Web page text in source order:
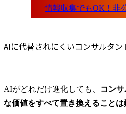
AIに代替されにくいコンサルタン
AIがどれだけ進化しても、
コン
な価値をすべて置き換えることは